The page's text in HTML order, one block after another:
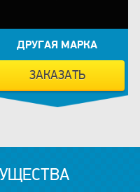
ДРУГАЯ МАРКА
ЗАКАЗАТЬ